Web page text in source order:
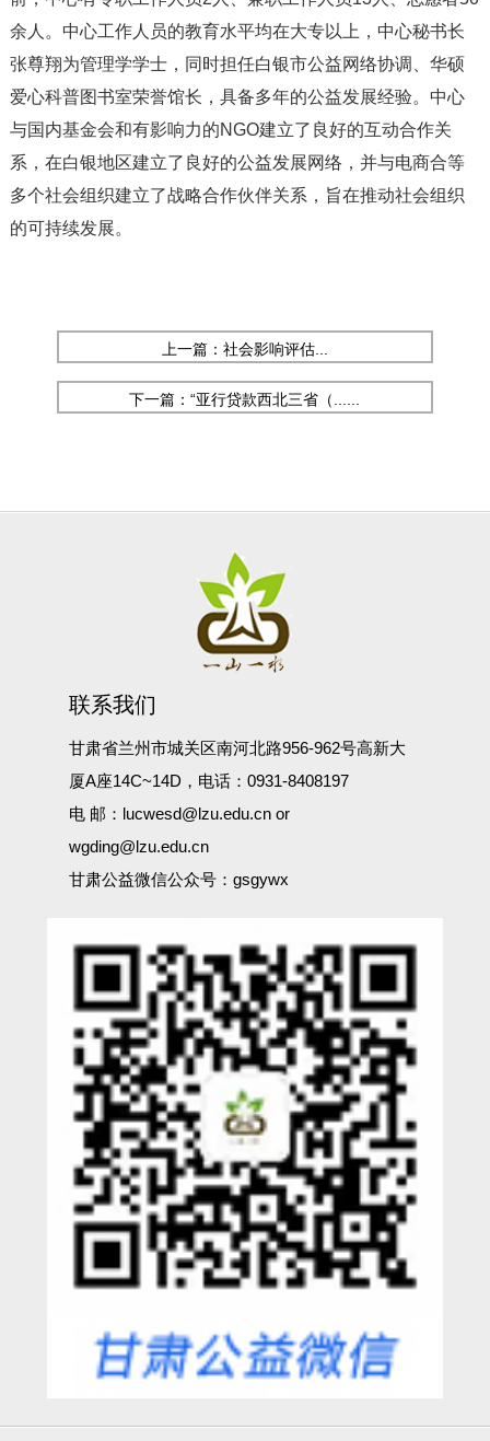
余人。中心工作人员的教育水平均在大专以上，中心秘书长
张尊翔为管理学学士，同时担任白银市公益网络协调、华硕
爱心科普图书室荣誉馆长，具备多年的公益发展经验。中心
与国内基金会和有影响力的NGO建立了良好的互动合作关
系，在白银地区建立了良好的公益发展网络，并与电商合等
多个社会组织建立了战略合作伙伴关系，旨在推动社会组织
的可持续发展。
上一篇：社会影响评估...
下一篇：“亚行贷款西北三省（......
联系我们
甘肃省兰州市城关区南河北路956-962号高新大
厦A座14C~14D，电话：0931-8408197
电 邮：lucwesd@lzu.edu.cn or
wgding@lzu.edu.cn
甘肃公益微信公众号：gsgywx